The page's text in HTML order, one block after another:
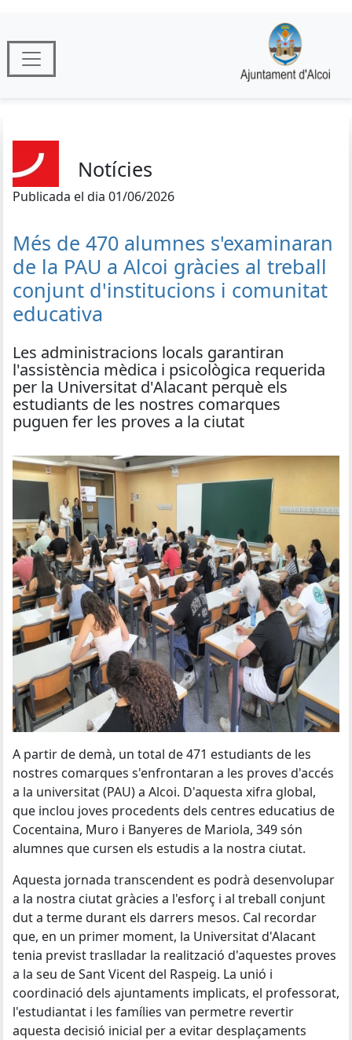
Notícies
Publicada el dia 01/06/2026
Més de 470 alumnes s'examinaran
de la PAU a Alcoi gràcies al treball
conjunt d'institucions i comunitat
educativa
Les administracions locals garantiran
l'assistència mèdica i psicològica requerida
per la Universitat d'Alacant perquè els
estudiants de les nostres comarques
puguen fer les proves a la ciutat
A partir de demà, un total de 471 estudiants de les
nostres comarques s'enfrontaran a les proves d'accés
a la universitat (PAU) a Alcoi. D'aquesta xifra global,
que inclou joves procedents dels centres educatius de
Cocentaina, Muro i Banyeres de Mariola, 349 són
alumnes que cursen els estudis a la nostra ciutat.
Aquesta jornada transcendent es podrà desenvolupar
a la nostra ciutat gràcies a l'esforç i al treball conjunt
dut a terme durant els darrers mesos. Cal recordar
que, en un primer moment, la Universitat d'Alacant
tenia previst traslladar la realització d'aquestes proves
a la seu de Sant Vicent del Raspeig. La unió i
coordinació dels ajuntaments implicats, el professorat,
l'estudiantat i les famílies van permetre revertir
aquesta decisió inicial per a evitar desplaçaments